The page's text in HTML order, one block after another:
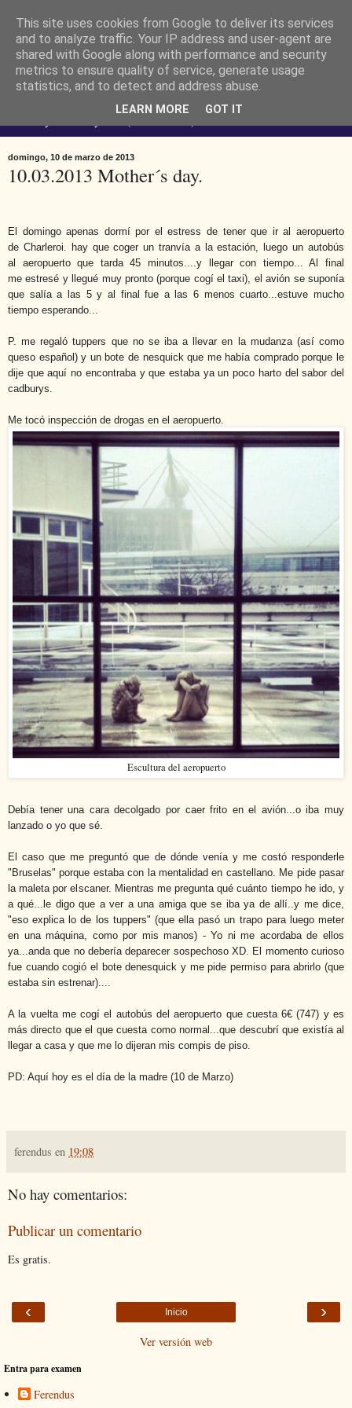
Ferendus K. Resimler -
personal
domingo, 10 de marzo de 2013
10.03.2013 Mother´s day.
El domingo apenas dormí por el estress de tener que ir al aeropuerto
de Charleroi. hay que coger un tranvía a la estación, luego un autobús
al aeropuerto que tarda 45 minutos....y llegar con tiempo... Al final
me estresé y llegué muy pronto (porque cogí el taxi), el avión se suponía
que salía a las 5 y al final fue a las 6 menos cuarto...estuve mucho
tiempo esperando...
P. me regaló tuppers que no se iba a llevar en la mudanza (así como
queso español) y un bote de nesquick que me había comprado porque le
dije queaquí no encontraba y que estaba ya un poco harto del sabor del
cadburys.
Me tocó inspección de drogas en el aeropuerto.
Escultura del aeropuerto
Debía tener una cara decolgado por caer frito en el avión...o iba muy
lanzado o yo que sé.
El casoque me preguntó que de dónde venía y me costó responderle
"Bruselas" porque estaba con la mentalidad en castellano. Me pide pasar
la maleta por elscaner. Mientras me pregunta qué cuánto tiempo he ido, y
a qué...le digoque a ver a una amiga que se iba ya de allí..y me dice,
"eso explica lo de los tuppers" (que ella pasó un trapo para luego meter
en una máquina, comopor mis manos) - Yo ni me acordaba de ellos
ya...anda que no debería deparecer sospechoso XD. El momento curioso
fue cuando cogió el bote denesquick y me pide permiso para abrirlo (que
estaba sin estrenar)....
A la vuelta me cogí el autobús del aeropuerto que cuesta 6€ (747) y es
más directo que el que cuesta como normal...que descubrí que existía al
llegar a casa y que me lo dijeran mis compis de piso.
PD: Aquí hoy es el día de la madre (10 de Marzo)
ferendus en 19:08
No hay comentarios:
Publicar un comentario
Es gratis.
‹ ›
Inicio
Ver versión web
Entra para examen
Ferendus
This site uses cookies from Google to deliver its services
and to analyze traffic. Your IP address and user-agent are
shared with Google along with performance and security
metrics to ensure quality of service, generate usage
statistics, and to detect and address abuse.
LEARN MORE GOT IT